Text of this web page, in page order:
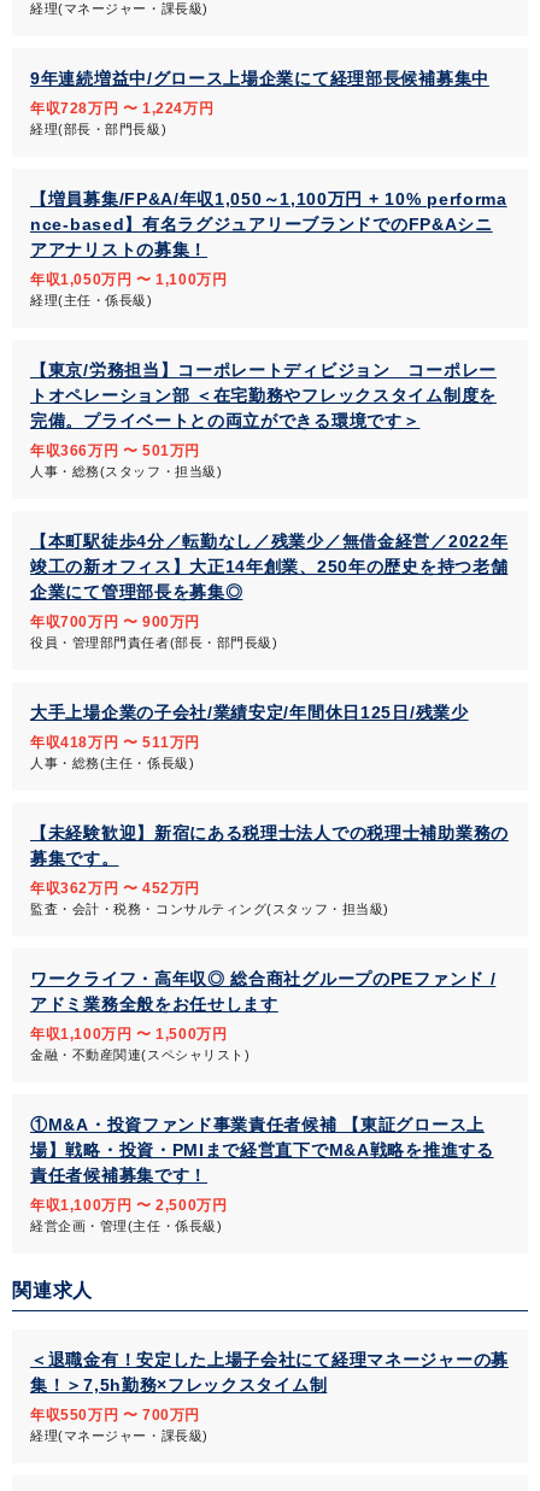
経理(マネージャー・課長級)
9年連続増益中/グロース上場企業にて経理部長候補募集中
年収728万円 〜 1,224万円
経理(部長・部門長級)
【増員募集/FP&A/年収1,050～1,100万円 + 10% performa
nce-based】有名ラグジュアリーブランドでのFP&Aシニ
アアナリストの募集！
年収1,050万円 〜 1,100万円
経理(主任・係長級)
【東京/労務担当】コーポレートディビジョン コーポレー
トオペレーション部 ＜在宅勤務やフレックスタイム制度を
完備。プライベートとの両立ができる環境です＞
年収366万円 〜 501万円
人事・総務(スタッフ・担当級)
【本町駅徒歩4分／転勤なし／残業少／無借金経営／2022年
竣工の新オフィス】大正14年創業、250年の歴史を持つ老舗
企業にて管理部長を募集◎
年収700万円 〜 900万円
役員・管理部門責任者(部長・部門長級)
大手上場企業の子会社/業績安定/年間休日125日/残業少
年収418万円 〜 511万円
人事・総務(主任・係長級)
【未経験歓迎】新宿にある税理士法人での税理士補助業務の
募集です。
年収362万円 〜 452万円
監査・会計・税務・コンサルティング(スタッフ・担当級)
ワークライフ・高年収◎ 総合商社グループのPEファンド /
アドミ業務全般をお任せします
年収1,100万円 〜 1,500万円
金融・不動産関連(スペシャリスト)
①M&A・投資ファンド事業責任者候補 【東証グロース上
場】戦略・投資・PMIまで経営直下でM&A戦略を推進する
責任者候補募集です！
年収1,100万円 〜 2,500万円
経営企画・管理(主任・係長級)
関連求人
＜退職金有！安定した上場子会社にて経理マネージャーの募
集！＞7,5h勤務×フレックスタイム制
年収550万円 〜 700万円
経理(マネージャー・課長級)